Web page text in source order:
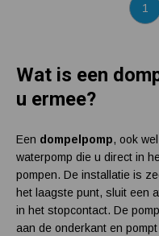
1
Wat is een
u ermee?
Een dompelpomp, ook wel
waterpomp die u direct in
pompen. De installatie is
het laagste punt, sluit een
in het stopcontact. De
aan de onderkant en